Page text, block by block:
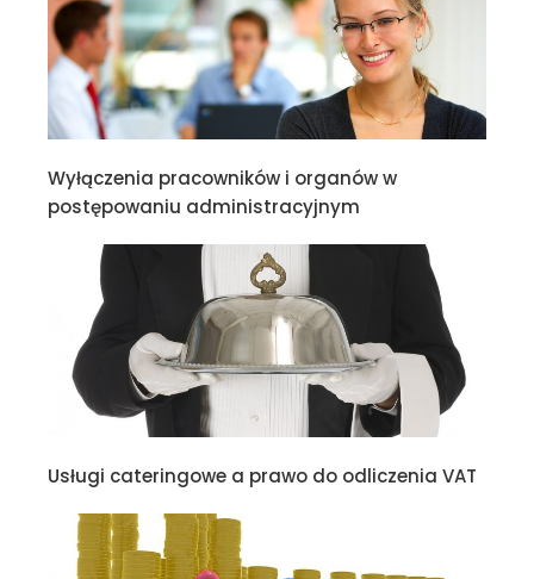
Wyłączenia pracowników i organów w
postępowaniu administracyjnym
Usługi cateringowe a prawo do odliczenia VAT